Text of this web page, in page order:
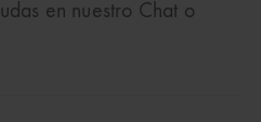
en nuestro Chat o